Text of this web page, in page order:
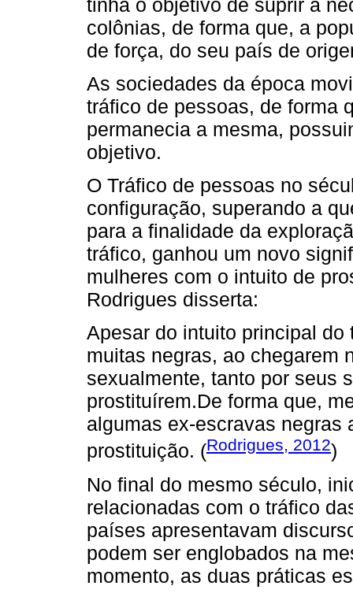
tinha o objetivo de suprir a
colônias, de forma que, a
de força, do seu país de
As sociedades da época
tráfico de pessoas, de forma
permanecia a mesma,
objetivo.
O Tráfico de pessoas no
configuração, superando a
para a finalidade da
tráfico, ganhou um novo
mulheres com o intuito de
Rodrigues disserta:
Apesar do intuito principal
muitas negras, ao chegarem
sexualmente, tanto por seus
prostituírem.De forma que,
algumas ex-escravas negras
prostituição. (Rodrigues, 2012)
No final do mesmo século,
relacionadas com o tráfico
países apresentavam
podem ser englobados na
momento, as duas práticas